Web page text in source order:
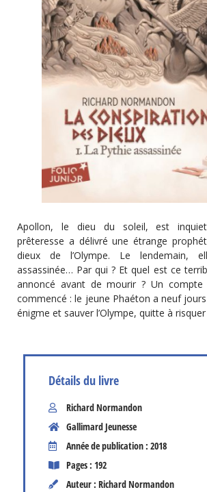
Apollon, le dieu du soleil, est
prêteresse a délivré une étrange
dieux de l’Olympe. Le lendemain,
assassinée… Par qui ? Et quel est ce
annoncé avant de mourir ? Un
commencé : le jeune Phaéton a neuf
énigme et sauver l’Olympe, quitte à
Détails du livre
Richard Normandon
Gallimard Jeunesse
Année de publication : 2018
Pages : 192
Auteur : Richard Normandon